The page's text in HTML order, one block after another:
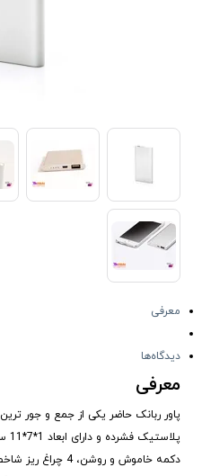
معرفی
دیدگاه‌ها
معرفی
پاور ربانک حاضر یکی از جمع و جور
پلاستیک فشرده و دارای ابعاد 1*7*11 سانتی متر می باشد. این پاور بانک دارای ظرفیت 2500 میلی آمپر و برای رفع نیاز های فوری تا رسیدن به منبع شارژ بسیار مناسب می باشد.
دکمه خاموش و